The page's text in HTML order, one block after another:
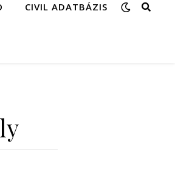
CIVIL ADATBÁZIS